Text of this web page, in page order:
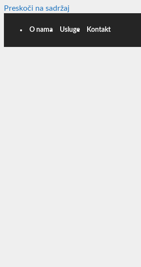
Preskoči na sadržaj
O nama Usluge Kontakt